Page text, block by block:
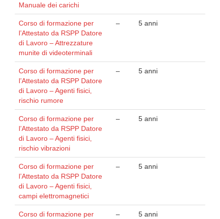
Manuale dei carichi
Corso di formazione per
l’Attestato da RSPP Datore
di Lavoro – Attrezzature
munite di videoterminali
– 5 anni
Corso di formazione per
l’Attestato da RSPP Datore
di Lavoro – Agenti fisici,
rischio rumore
– 5 anni
Corso di formazione per
l’Attestato da RSPP Datore
di Lavoro – Agenti fisici,
rischio vibrazioni
– 5 anni
Corso di formazione per
l’Attestato da RSPP Datore
di Lavoro – Agenti fisici,
campi elettromagnetici
– 5 anni
Corso di formazione per
– 5 anni